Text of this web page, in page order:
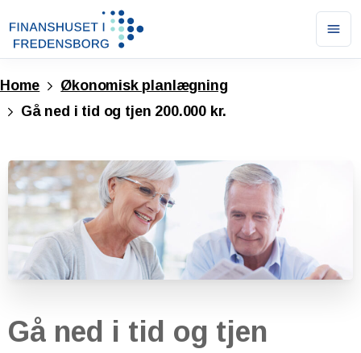
Home
Økonomisk planlægning
Gå ned i tid og tjen 200.000 kr.
Gå ned i tid og tjen